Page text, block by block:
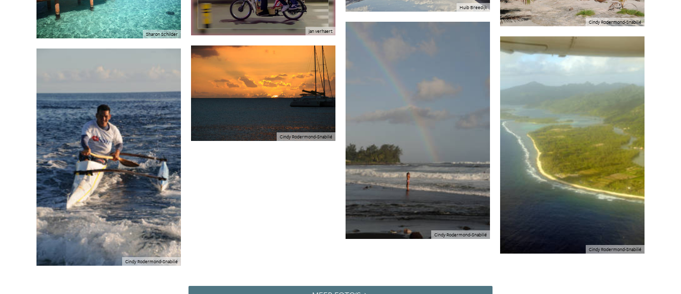
Sharon Schilder jan verhaert
Huib Breedijk
Cindy Rodermond-Snabilié
Cindy Rodermond-Snabilié
Cindy Rodermond-Snabilié
Cindy Rodermond-Snabilié
Cindy Rodermond-Snabilié